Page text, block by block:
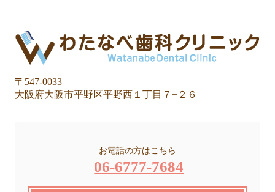
〒547-0033
大阪府大阪市平野区平野西１丁目７−２６
お電話の方はこちら
06-6777-7684